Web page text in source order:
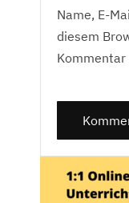
Name, E-
diesem
Kommentar